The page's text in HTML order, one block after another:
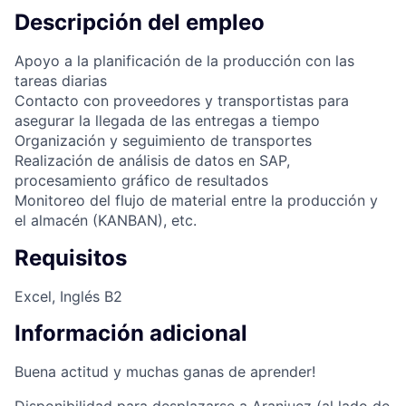
Descripción del empleo
Apoyo a la planificación de la producción con las
tareas diarias
Contacto con proveedores y transportistas para
asegurar la llegada de las entregas a tiempo
Organización y seguimiento de transportes
Realización de análisis de datos en SAP,
procesamiento gráfico de resultados
Monitoreo del flujo de material entre la producción y
el almacén (KANBAN), etc.
Requisitos
Excel, Inglés B2
Información adicional
Buena actitud y muchas ganas de aprender!